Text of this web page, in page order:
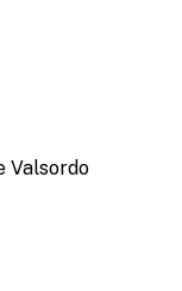
Valsordo